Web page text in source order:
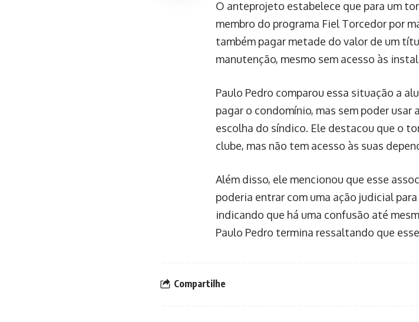
O anteprojeto estabelece que para um
membro do programa Fiel Torcedor por
também pagar metade do valor de um
manutenção, mesmo sem acesso às
Paulo Pedro comparou essa situação a
pagar o condomínio, mas sem poder
escolha do síndico. Ele destacou que o
clube, mas não tem acesso às suas
Além disso, ele mencionou que esse
poderia entrar com uma ação judicial
indicando que há uma confusão até
Paulo Pedro termina ressaltando que
Compartilhe